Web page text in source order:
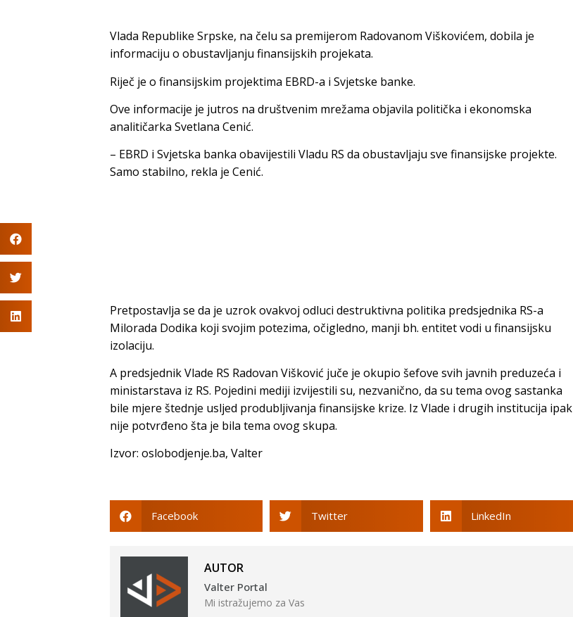
Vlada Republike Srpske, na čelu sa premijerom Radovanom Viškovićem, dobila je
informaciju o obustavljanju finansijskih projekata.
Riječ je o finansijskim projektima EBRD-a i Svjetske banke.
Ove informacije je jutros na društvenim mrežama objavila politička i ekonomska
analitičarka Svetlana Cenić.
– EBRD i Svjetska banka obavijestili Vladu RS da obustavljaju sve finansijske projekte.
Samo stabilno, rekla je Cenić.
Pretpostavlja se da je uzrok ovakvoj odluci destruktivna politika predsjednika RS-a
Milorada Dodika koji svojim potezima, očigledno, manji bh. entitet vodi u finansijsku
izolaciju.
A predsjednik Vlade RS Radovan Višković juče je okupio šefove svih javnih preduzeća i
ministarstava iz RS. Pojedini mediji izvijestili su, nezvanično, da su tema ovog sastanka
bile mjere štednje usljed produbljivanja finansijske krize. Iz Vlade i drugih institucija ipak
nije potvrđeno šta je bila tema ovog skupa.
Izvor: oslobodjenje.ba, Valter
Facebook Twitter LinkedIn
AUTOR
Valter Portal
Mi istražujemo za Vas